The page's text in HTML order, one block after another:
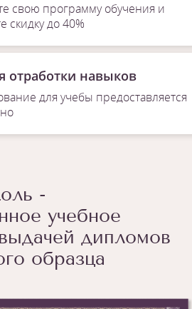
свою программу обучения и
скидку до 40%
отработки навыков
для учебы предоставляется
-
учебное
дипломов
образца